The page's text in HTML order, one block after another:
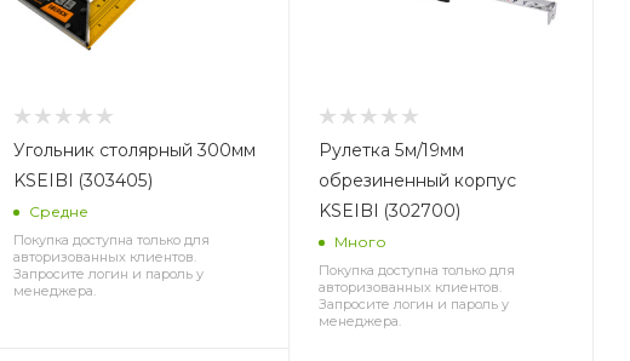
Угольник столярный 300мм
KSEIBI (303405)
Средне
Покупка доступна только для
авторизованных клиентов.
Запросите логин и пароль у
менеджера.
Рулетка 5м/19мм
обрезиненный корпус
KSEIBI (302700)
Много
Покупка доступна только для
авторизованных клиентов.
Запросите логин и пароль у
менеджера.